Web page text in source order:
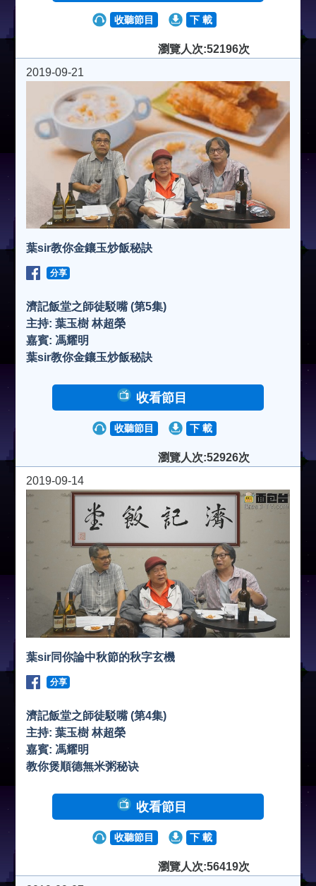
收聽節目 下 載
瀏覽人次:52196次
2019-09-21
葉sir教你金鑲玉炒飯秘訣
分享
濟記飯堂之師徒駁嘴 (第5集)
主持: 葉玉樹 林超榮
嘉賓: 馮耀明
葉sir教你金鑲玉炒飯秘訣
收看節目
收聽節目 下 載
瀏覽人次:52926次
2019-09-14
葉sir同你論中秋節的秋字玄機
分享
濟記飯堂之師徒駁嘴 (第4集)
主持: 葉玉樹 林超榮
嘉賓: 馮耀明
教你煲順德無米粥秘诀
收看節目
收聽節目 下 載
瀏覽人次:56419次